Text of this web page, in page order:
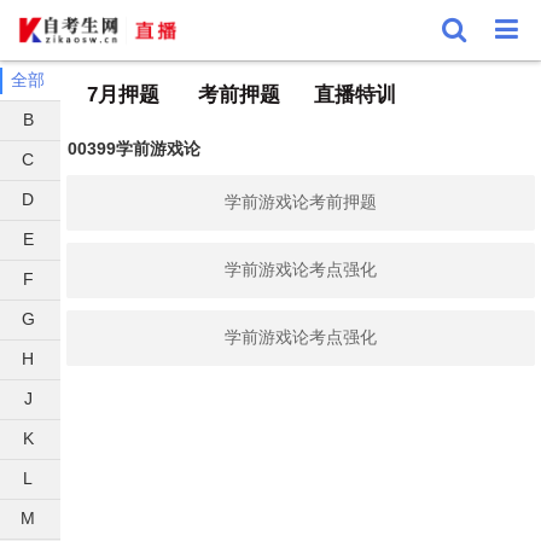
全部
B
C
D
E
F
G
H
J
K
L
M
7月押题 考前押题 直播特训
00399学前游戏论
学前游戏论考前押题
学前游戏论考点强化
学前游戏论考点强化